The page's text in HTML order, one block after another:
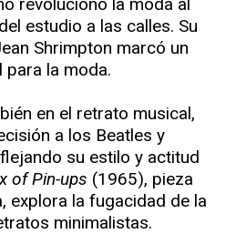
estudio a las calles. Su
Shrimpton marcó un
para la moda.
en el retrato musical,
a los Beatles y
su estilo y actitud
of Pin-ups (1965), pieza
explora la fugacidad de la
minimalistas.